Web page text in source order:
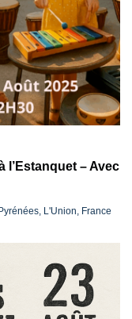
l’Estanquet – Avec
L'Union, France